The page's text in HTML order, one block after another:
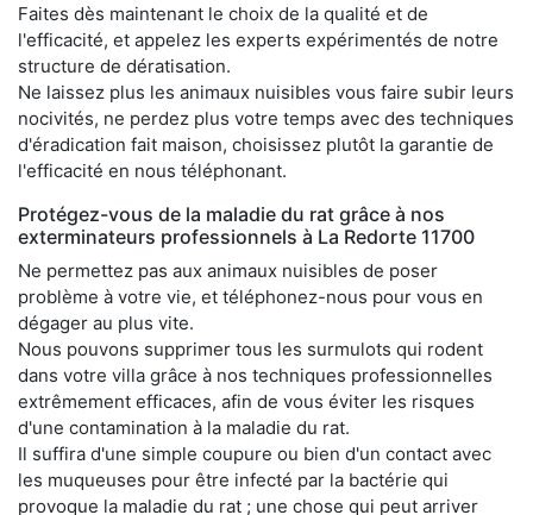
Faites dès maintenant le choix de la qualité et de
l'efficacité, et appelez les experts expérimentés de notre
structure de dératisation.
Ne laissez plus les animaux nuisibles vous faire subir leurs
nocivités, ne perdez plus votre temps avec des techniques
d'éradication fait maison, choisissez plutôt la garantie de
l'efficacité en nous téléphonant.
Protégez-vous de la maladie du rat grâce à nos
exterminateurs professionnels à La Redorte 11700
Ne permettez pas aux animaux nuisibles de poser
problème à votre vie, et téléphonez-nous pour vous en
dégager au plus vite.
Nous pouvons supprimer tous les surmulots qui rodent
dans votre villa grâce à nos techniques professionnelles
extrêmement efficaces, afin de vous éviter les risques
d'une contamination à la maladie du rat.
Il suffira d'une simple coupure ou bien d'un contact avec
les muqueuses pour être infecté par la bactérie qui
provoque la maladie du rat ; une chose qui peut arriver